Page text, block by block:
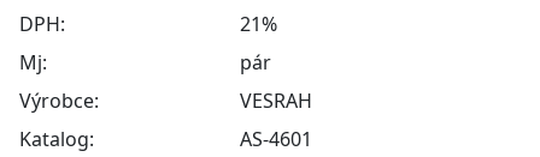
DPH:
21%
Mj:
pár
Výrobce:
VESRAH
Katalog:
AS-4601